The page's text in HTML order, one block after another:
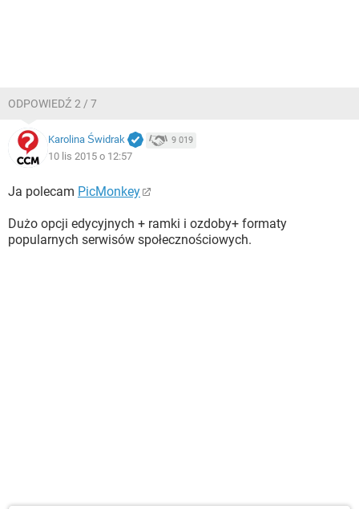
ODPOWIEDŹ 2 / 7
Karolina Świdrak 9 019
10 lis 2015 o 12:57
Ja polecam PicMonkey
Dużo opcji edycyjnych + ramki i ozdoby+ formaty
popularnych serwisów społecznościowych.